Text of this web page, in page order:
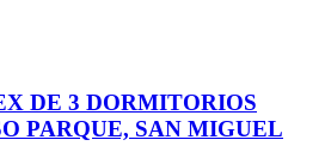
DE 3 DORMITORIOS
PARQUE, SAN MIGUEL